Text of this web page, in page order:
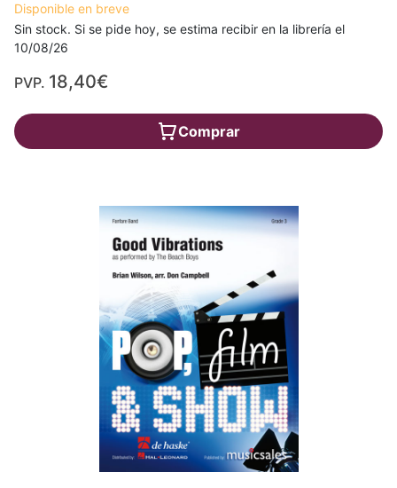
Disponible en breve
Sin stock. Si se pide hoy, se estima recibir en la librería el
10/08/26
PVP. 18,40€
Comprar